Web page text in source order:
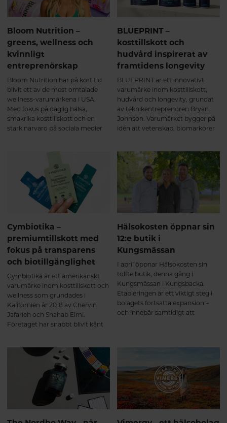
Bloom Nutrition –
greens, wellness och
kvinnligt
entreprenörskap
Bloom Nutrition har på kort tid
blivit ett av de mest omtalade
wellness-varumärkena i USA.
Med fokus på daglig hälsa,
smakrika kosttillskott och en
stark närvaro på sociala medier
grundaren Mari Llewellyn, vars
egen hälsoresa har inspirerat
både produkterna och företagets
filosofi.
BLUEPRINT –
kosttillskott och
hudvård inspirerat av
framtidens longevity
BLUEPRINT är ett innovativt
varumärke inom kosttillskott,
hudvård och longevity, grundat
av teknikentreprenören Bryan
Johnson. Varumärket bygger på
idén att vetenskap, biomarkörer
biologiskt åldrande och förbättra
kroppens långsiktiga funktion.
Cymbiotika –
premiumtillskott med
fokus på transparens
och biotillgänglighet
Cymbiotika är ett amerikanskt
varumärke inom kosttillskott och
wellness som grundades i
Kalifornien år 2018 av Chervin
Jafarieh och Shahab Elmi.
Företaget har snabbt blivit känt
avancerade leveranssystem och
starka fokus på transparens.
Hälsokosten öppnar sin
12:e butik i
Kungsmässan
I april öppnar Hälsokosten sin
tolfte butik, denna gång i
Kungsmässan i Kungsbacka.
Etableringen är ett viktigt steg i
bolagets fortsatta expansion –
och innebär samtidigt att